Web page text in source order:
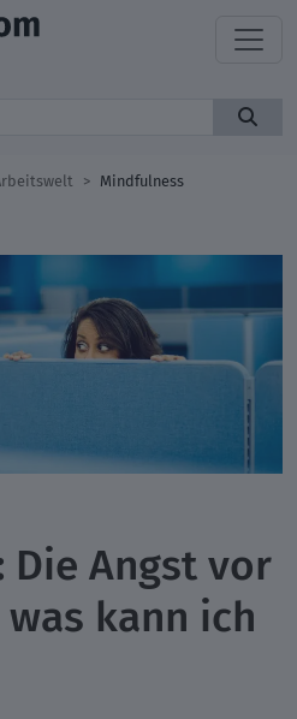
Mindfulness
Angst vor
kann ich